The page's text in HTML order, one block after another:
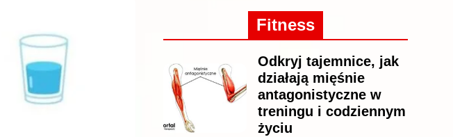
Fitness
Odkryj tajemnice, jak
działają mięśnie
antagonistyczne w
treningu i codziennym
życiu